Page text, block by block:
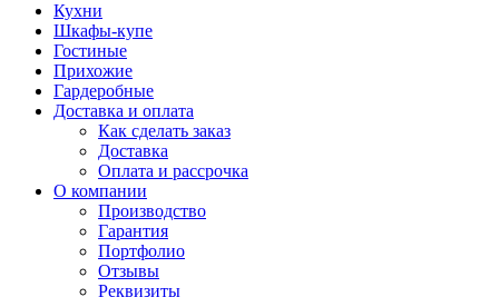
Кухни
Шкафы-купе
Гостиные
Прихожие
Гардеробные
Доставка и оплата
Как сделать заказ
Доставка
Оплата и рассрочка
О компании
Производство
Гарантия
Портфолио
Отзывы
Реквизиты